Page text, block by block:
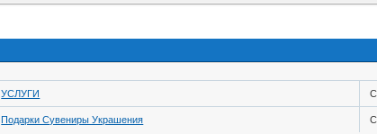
УСЛУГИ
Подарки Сувениры Украшения